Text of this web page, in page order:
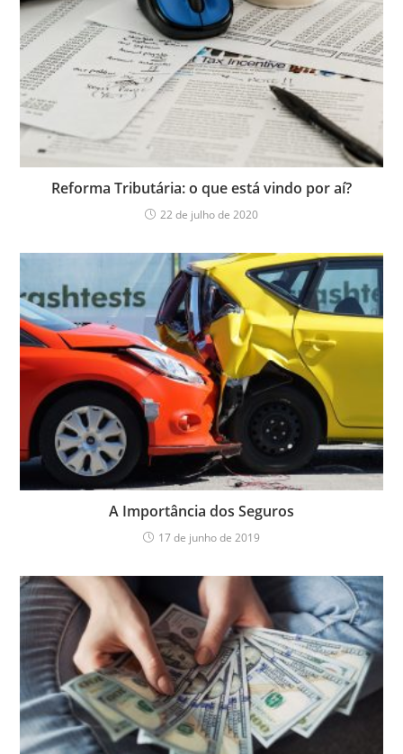
Reforma Tributária: o que está vindo por aí?
22 de julho de 2020
A Importância dos Seguros
17 de junho de 2019